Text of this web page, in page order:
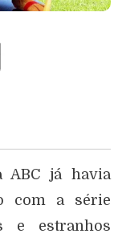
ABC já havia
com a série
e estranhos